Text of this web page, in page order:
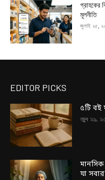
গ্রাহকের
মূলনীতি
জুলাই ২৫,
EDITOR PICKS
৫টি বই
জুন ২৯,
যা